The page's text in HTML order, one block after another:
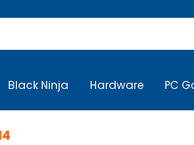
Gamer Black Ninja
Black Ninja Hardware PC